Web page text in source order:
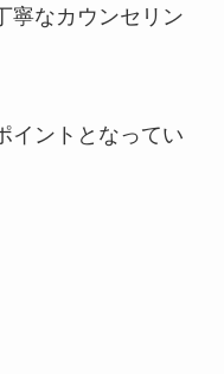
寧なカウンセリン
イントとなってい